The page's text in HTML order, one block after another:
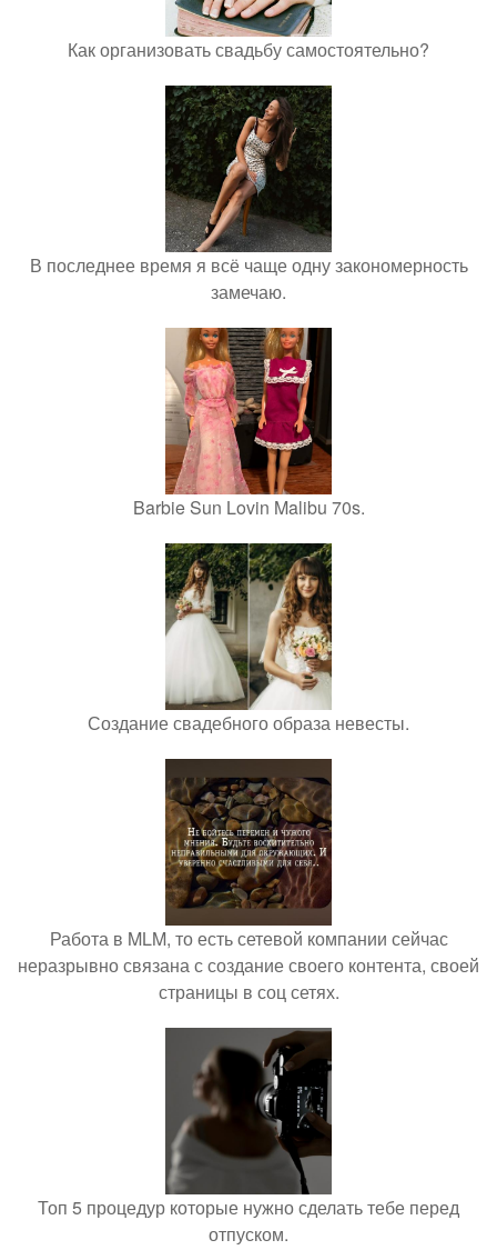
Как организовать свадьбу самостоятельно?
В последнее время я всё чаще одну закономерность
замечаю.
Barbie Sun Lovin Malibu 70s.
Создание свадебного образа невесты.
Работа в MLM, то есть сетевой компании сейчас
неразрывно связана с создание своего контента, своей
страницы в соц сетях.
Топ 5 процедур которые нужно сделать тебе перед
отпуском.